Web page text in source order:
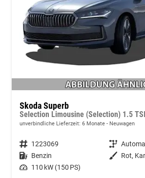
Skoda Superb
unverbindliche Lieferzeit: 6 Monate Neuwagen
Fahrzeugnummer 1223069 Getriebe
Kraftstoff Benzin Außenfarbe Rot,
Leistung 110 kW (150 PS)